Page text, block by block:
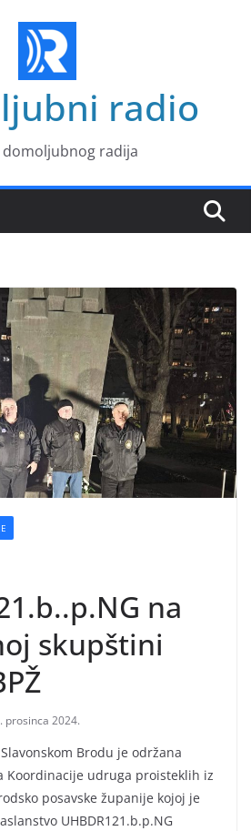
radio
radija
na
skupštini
prosinca 2024.
Brodu je održana
Koordinacije udruga proisteklih iz
posavske županije kojoj je
UHBDR121.b.p.NG